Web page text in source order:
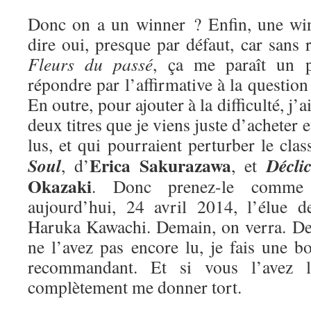
Donc on a un winner ? Enfin, une
dire oui, presque par défaut, car sans
Fleurs du passé, ça me paraît un
répondre par l’affirmative à la
En outre, pour ajouter à la difficulté,
deux titres que je viens juste d’acheter
lus, et qui pourraient perturber le
Soul, d’Erica Sakurazawa, et
Okazaki. Donc prenez-le
aujourd’hui, 24 avril 2014, l’élue
Haruka Kawachi. Demain, on verra.
ne l’avez pas encore lu, je fais une
recommandant. Et si vous l’avez
complètement me donner tort.